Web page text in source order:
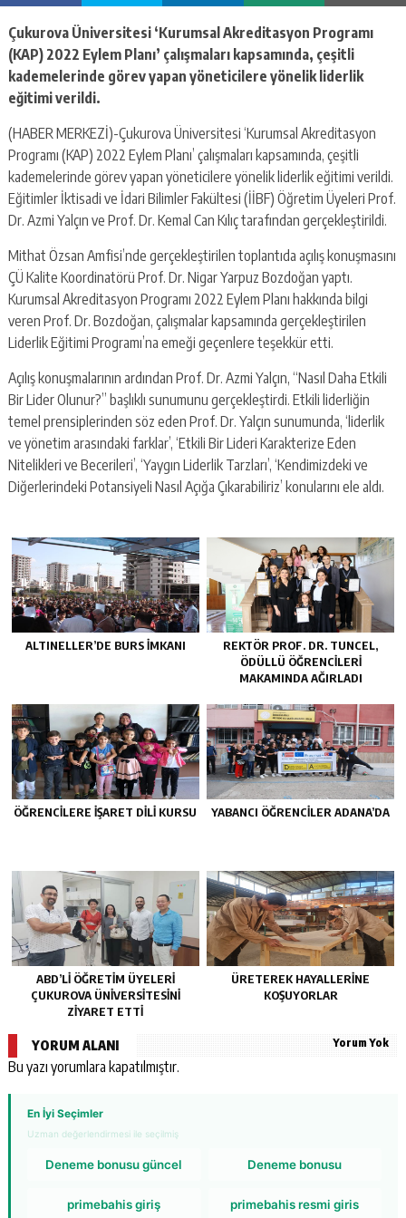
kartal
escort
maltepe
escort
Çukurova Üniversitesi ‘Kurumsal Akreditasyon Programı
(KAP) 2022 Eylem Planı’ çalışmaları kapsamında, çeşitli
kademelerinde görev yapan yöneticilere yönelik liderlik
eğitimi verildi.
(HABER MERKEZİ)-Çukurova Üniversitesi ‘Kurumsal Akreditasyon
Programı (KAP) 2022 Eylem Planı’ çalışmaları kapsamında, çeşitli
kademelerinde görev yapan yöneticilere yönelik liderlik eğitimi verildi.
Eğitimler İktisadi ve İdari Bilimler Fakültesi (İİBF) Öğretim Üyeleri Prof.
Dr. Azmi Yalçın ve Prof. Dr. Kemal Can Kılıç tarafından gerçekleştirildi.
Mithat Özsan Amfisi’nde gerçekleştirilen toplantıda açılış konuşmasını
ÇÜ Kalite Koordinatörü Prof. Dr. Nigar Yarpuz Bozdoğan yaptı.
Kurumsal Akreditasyon Programı 2022 Eylem Planı hakkında bilgi
veren Prof. Dr. Bozdoğan, çalışmalar kapsamında gerçekleştirilen
Liderlik Eğitimi Programı’na emeği geçenlere teşekkür etti.
Açılış konuşmalarının ardından Prof. Dr. Azmi Yalçın, “Nasıl Daha Etkili
Bir Lider Olunur?” başlıklı sunumunu gerçekleştirdi. Etkili liderliğin
temel prensiplerinden söz eden Prof. Dr. Yalçın sunumunda, ‘liderlik
ve yönetim arasındaki farklar’, ‘Etkili Bir Lideri Karakterize Eden
Nitelikleri ve Becerileri’, ‘Yaygın Liderlik Tarzları’, ‘Kendimizdeki ve
Diğerlerindeki Potansiyeli Nasıl Açığa Çıkarabiliriz’ konularını ele aldı.
ALTINELLER’DE BURS İMKANI
REKTÖR PROF. DR. TUNCEL,
ÖDÜLLÜ ÖĞRENCİLERİ
MAKAMINDA AĞIRLADI
ÖĞRENCİLERE İŞARET DİLİ KURSU YABANCI ÖĞRENCİLER ADANA’DA
ABD’Lİ ÖĞRETİM ÜYELERİ
ÇUKUROVA ÜNİVERSİTESİNİ
ZİYARET ETTİ
ÜRETEREK HAYALLERİNE
KOŞUYORLAR
YORUM ALANI Yorum Yok
Bu yazı yorumlara kapatılmıştır.
En İyi Seçimler
Uzman değerlendirmesi ile seçilmiş
Deneme bonusu güncel Deneme bonusu
primebahis giriş primebahis resmi giris